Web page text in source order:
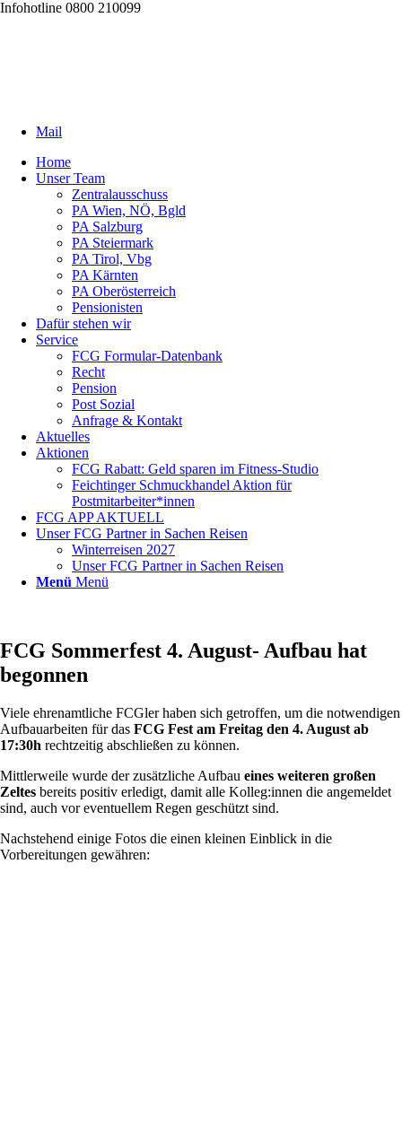
Infohotline 0800 210099
Mail
Home
Unser Team
Zentralausschuss
PA Wien, NÖ, Bgld
PA Salzburg
PA Steiermark
PA Tirol, Vbg
PA Kärnten
PA Oberösterreich
Pensionisten
Dafür stehen wir
Service
FCG Formular-Datenbank
Recht
Pension
Post Sozial
Anfrage & Kontakt
Aktuelles
Aktionen
FCG Rabatt: Geld sparen im Fitness-Studio
Feichtinger Schmuckhandel Aktion für
Postmitarbeiter*innen
FCG APP AKTUELL
Unser FCG Partner in Sachen Reisen
Winterreisen 2027
Unser FCG Partner in Sachen Reisen
Menü Menü
FCG Sommerfest 4. August- Aufbau hat
begonnen
Viele ehrenamtliche FCGler haben sich getroffen, um die notwendigen
Aufbauarbeiten für das FCG Fest am Freitag den 4. August ab
17:30h rechtzeitig abschließen zu können.
Mittlerweile wurde der zusätzliche Aufbau eines weiteren großen
Zeltes bereits positiv erledigt, damit alle Kolleg:innen die angemeldet
sind, auch vor eventuellem Regen geschützt sind.
Nachstehend einige Fotos die einen kleinen Einblick in die
Vorbereitungen gewähren: